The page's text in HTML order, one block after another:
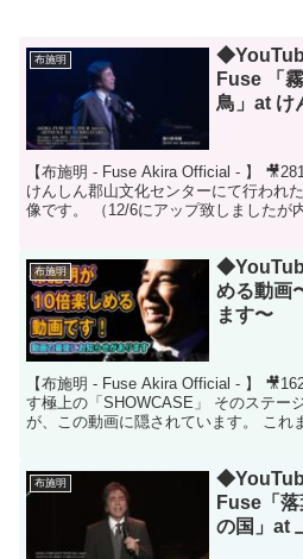
布施明
Fuse 「
鳥」at け
【布施明 - Fuse Akira Official - 】
けんしん郡山文化センターにて行われ
像です。 （12/6にアップ致しましたが
布施明
める動画
ます〜
【布施明 - Fuse Akira Official - 】
す極上の「SHOWCASE」 そのステー
が、この動画に隠されています。 これ
布施明
Fuse「
の国」at